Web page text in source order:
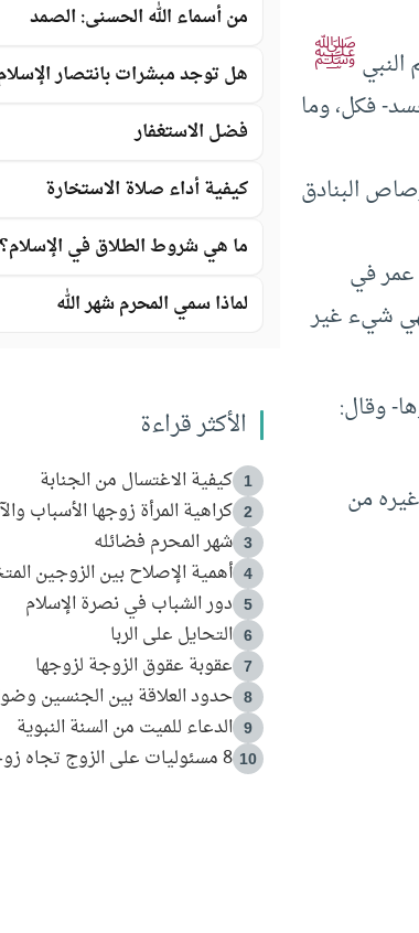
ﷺ
فكل، وما
البنادق
عمر في
شيء غير
وقال:
من
من أسماء الله الحسنى: الصمد
هل توجد مبشرات بانتصار
فضل الاستغفار
كيفية أداء صلاة الاستخارة
ما هي شروط الطلاق في الإسلام؟
لماذا سمي المحرم شهر الله
الأكثر قراءة
1 كيفية الاغتسال من الجنابة
2 كراهية المرأة زوجها الأسباب
3 شهر المحرم فضائله
4 أهمية الإصلاح بين الزوجين
5 دور الشباب في نصرة الإسلام
6 التحايل على الربا
7 عقوبة عقوق الزوجة لزوجها
8 حدود العلاقة بين الجنسين
9 الدعاء للميت من السنة النبوية
10 8 مسئوليات على الزوج تجاه زوجته